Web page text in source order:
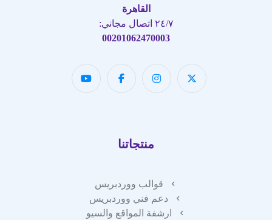
القاهرة
٢٤/٧ اتصال مجاني:
00201062470003
منتجاتنا
قوالب ووردبريس
دعم فني ووردبريس
ارشفة المواقع والسيو